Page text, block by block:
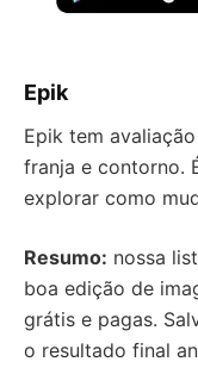
Epik
Epik tem
franja e contorno.
explorar como
Resumo: nossa
boa edição de
grátis e pagas.
o resultado final